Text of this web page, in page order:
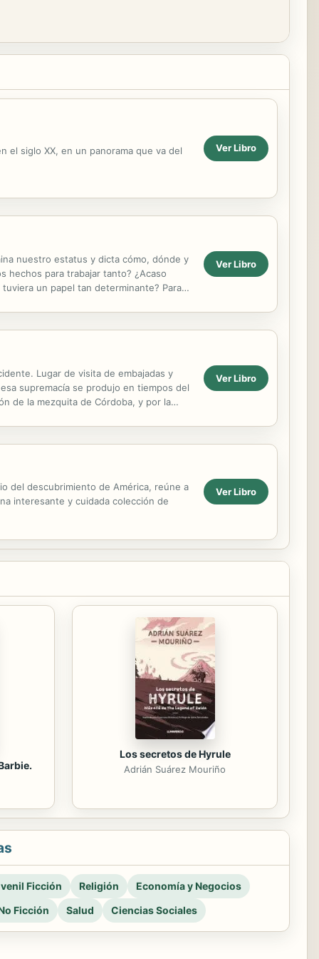
el siglo XX, en un panorama que va del Ver Libro
nuestro estatus y dicta cómo, dónde y
hechos para trabajar tanto? ¿Acaso
un papel tan determinante? Para
Ver Libro
Lugar de visita de embajadas y
supremacía se produjo en tiempos del
de la mezquita de Córdoba, y por la
Ver Libro
del descubrimiento de América, reúne a
interesante y cuidada colección de
Ver Libro
Los secretos de Hyrule
Adrián Suárez Mouriño
Ficción Religión
Economía y Negocios
Ficción
Salud Ciencias Sociales